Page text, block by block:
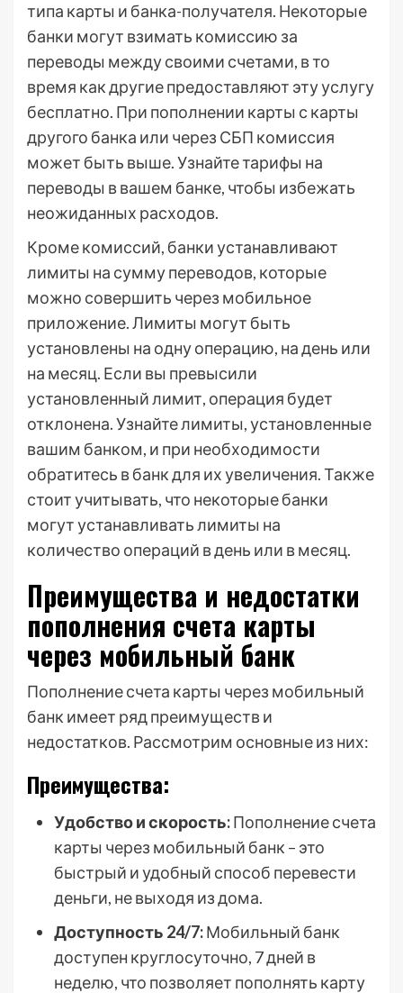
типа карты и банка-получателя. Некоторые
банки могут взимать комиссию за
переводы между своими счетами, в то
время как другие предоставляют эту услугу
бесплатно. При пополнении карты с карты
другого банка или через СБП комиссия
может быть выше. Узнайте тарифы на
переводы в вашем банке, чтобы избежать
неожиданных расходов.
Кроме комиссий, банки устанавливают
лимиты на сумму переводов, которые
можно совершить через мобильное
приложение. Лимиты могут быть
установлены на одну операцию, на день или
на месяц. Если вы превысили
установленный лимит, операция будет
отклонена. Узнайте лимиты, установленные
вашим банком, и при необходимости
обратитесь в банк для их увеличения. Также
стоит учитывать, что некоторые банки
могут устанавливать лимиты на
количество операций в день или в месяц.
Преимущества и недостатки
пополнения счета карты
через мобильный банк
Пополнение счета карты через мобильный
банк имеет ряд преимуществ и
недостатков. Рассмотрим основные из них:
Преимущества:
Удобство и скорость:Пополнение счета
карты через мобильный банк – это
быстрый и удобный способ перевести
деньги, не выходя из дома.
Доступность 24/7:Мобильный банк
доступен круглосуточно, 7 дней в
неделю, что позволяет пополнять карту